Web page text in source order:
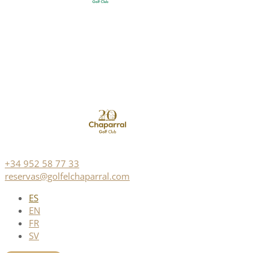
+34 952 58 77 33
reservas@golfelchaparral.com
ES
EN
FR
SV